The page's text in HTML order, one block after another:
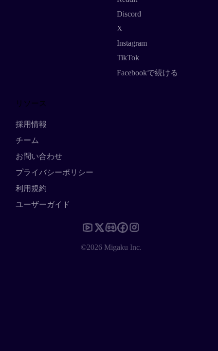
Discord
X
Instagram
TikTok
Facebookで続ける
リソース
採用情報
チーム
お問い合わせ
プライバシーポリシー
利用規約
ユーザーガイド
©2026 Migaku Inc.